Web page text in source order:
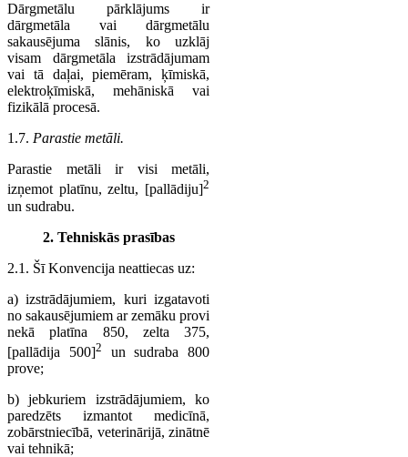
Dārgmetālu pārklājums ir
dārgmetāla vai dārgmetālu
sakausējuma slānis, ko uzklāj
visam dārgmetāla izstrādājumam
vai tā daļai, piemēram, ķīmiskā,
elektroķīmiskā, mehāniskā vai
fizikālā procesā.
1.7. Parastie metāli.
Parastie metāli ir visi metāli,
izņemot platīnu, zeltu, [pallādiju]2
un sudrabu.
2. Tehniskās prasības
2.1. Šī Konvencija neattiecas uz:
a) izstrādājumiem, kuri izgatavoti
no sakausējumiem ar zemāku provi
nekā platīna 850, zelta 375,
[pallādija 500]2
un sudraba 800
prove;
b) jebkuriem izstrādājumiem, ko
paredzēts izmantot medicīnā,
zobārstniecībā, veterinārijā, zinātnē
vai tehnikā;